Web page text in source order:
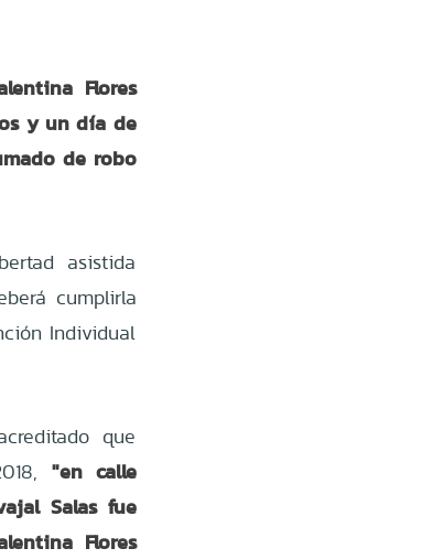
Flores
y un día de
de robo
asistida
cumplirla
Individual
que
"en calle
Salas fue
Flores